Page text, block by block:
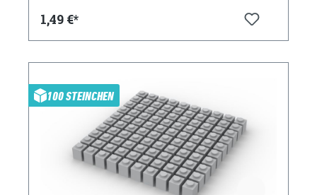
1,49 €*
100 STEINCHEN